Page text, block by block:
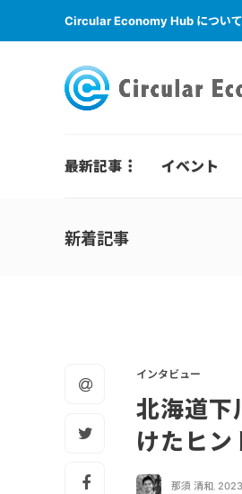
Circular Economy Hub について
最新記事 イベント
新着記事
インタビュー
北海道下
けたヒン
那須 清和,